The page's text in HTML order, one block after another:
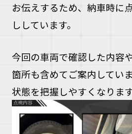
お伝えするため、納車時に
ししています。
今回の車両で確認した内容
箇所も含めてご案内してい
状態を把握しやすくなります